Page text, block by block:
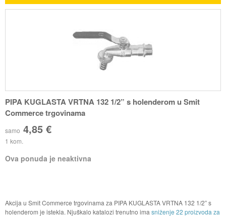
PIPA KUGLASTA VRTNA 132 1/2” s holenderom u Smit
Commerce trgovinama
samo 4,85 €
1 kom.
Ova ponuda je neaktivna
Akcija u Smit Commerce trgovinama za PIPA KUGLASTA VRTNA 132 1/2” s
holenderom je istekla. Njuškalo katalozi trenutno ima sniženje 22 proizvoda za